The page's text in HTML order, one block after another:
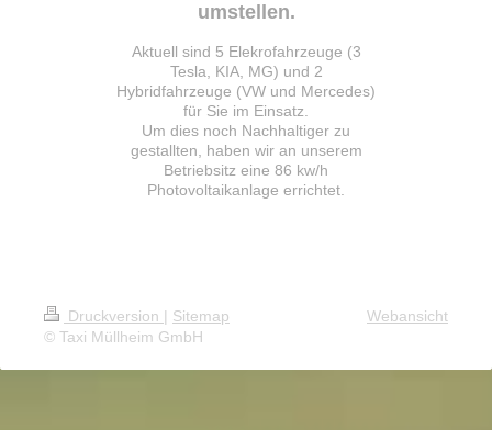
umstellen.
Aktuell sind 5 Elekrofahrzeuge (3
Tesla, KIA, MG) und 2
Hybridfahrzeuge (VW und Mercedes)
für Sie im Einsatz.
Um dies noch Nachhaltiger zu
gestallten, haben wir an unserem
Betriebsitz eine 86 kw/h
Photovoltaikanlage errichtet.
Druckversion | Sitemap
© Taxi Müllheim GmbH
Webansicht